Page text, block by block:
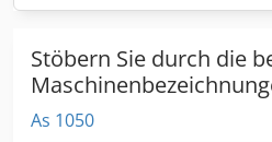
Stöbern Sie durch die
As 1050